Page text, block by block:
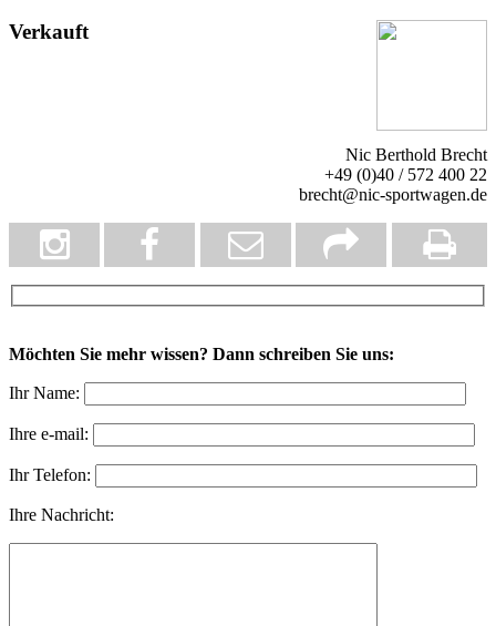
Verkauft
Nic Berthold Brecht
+49 (0)40 / 572 400 22
brecht@nic-sportwagen.de
Möchten Sie mehr wissen? Dann schreiben Sie uns:
Ihr Name:
Ihre e-mail:
Ihr Telefon:
Ihre Nachricht: